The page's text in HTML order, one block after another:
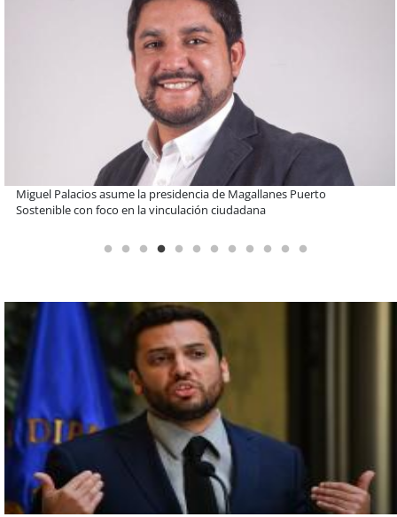
Estudiantes de la UCN desarrollan tecnología para modernizar la
operación de Ultraport Coquimbo